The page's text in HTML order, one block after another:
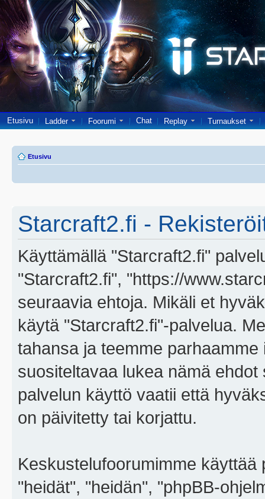
Etusivu Ladder Foorumi Chat Replay Turnaukset
Etusivu
Starcraft2.fi -
Käyttämällä "Starcraft2.fi"
"Starcraft2.fi", "https://
seuraavia ehtoja. Mikäli et
käytä "Starcraft2.fi"-palvelua.
tahansa ja teemme
suositeltavaa lukea nämä
palvelun käyttö vaatii että
on päivitetty tai korjattu.
Keskustelufoorumimme
"heidät", "heidän", "phpBB-